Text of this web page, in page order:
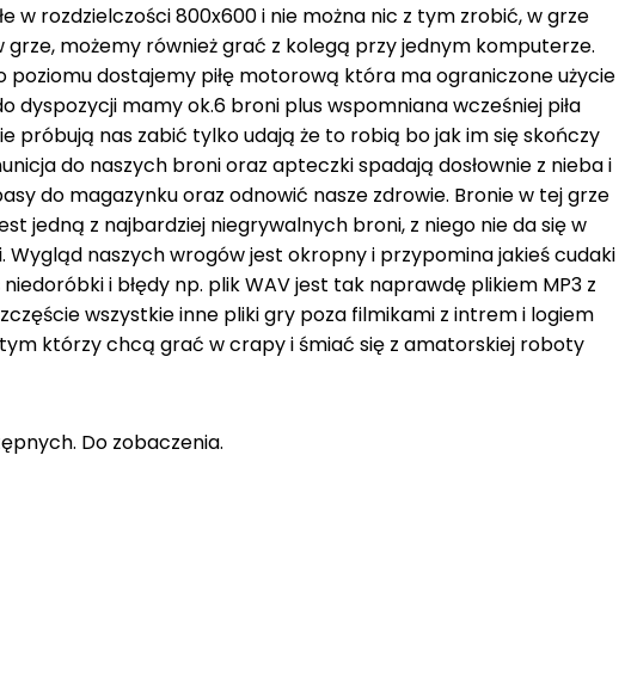
w rozdzielczości 800x600 i nie można nic z tym zrobić, w grze
możemy również grać z kolegą przy jednym komputerze.
poziomu dostajemy piłę motorową która ma ograniczone użycie
dyspozycji mamy ok.6 broni plus wspomniana wcześniej piła
próbują nas zabić tylko udają że to robią bo jak im się skończy
do naszych broni oraz apteczki spadają dosłownie z nieba i
do magazynku oraz odnowić nasze zdrowie. Bronie w tej grze
jedną z najbardziej niegrywalnych broni, z niego nie da się w
naszych wrogów jest okropny i przypomina jakieś cudaki
i błędy np. plik WAV jest tak naprawdę plikiem MP3 z
wszystkie inne pliki gry poza filmikami z intrem i logiem
którzy chcą grać w crapy i śmiać się z amatorskiej roboty
Do zobaczenia.